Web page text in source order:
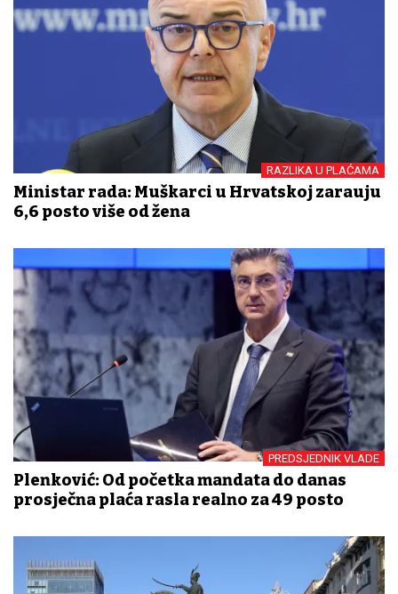
RAZLIKA U PLAĆAMA
Ministar rada: Muškarci u Hrvatskoj zarađuju
6,6 posto više od žena
PREDSJEDNIK VLADE
Plenković: Od početka mandata do danas
prosječna plaća rasla realno za 49 posto